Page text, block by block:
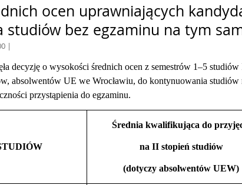
ocen uprawniających
studiów bez egzaminu na tym
|
decyzję o wysokości średnich ocen z semestrów 1–5 studiów
absolwentów UE we Wrocławiu, do kontynuowania studiów
przystąpienia do egzaminu.
Średnia kwalifikująca do
na II stopień studiów
(dotyczy absolwentów UEW)